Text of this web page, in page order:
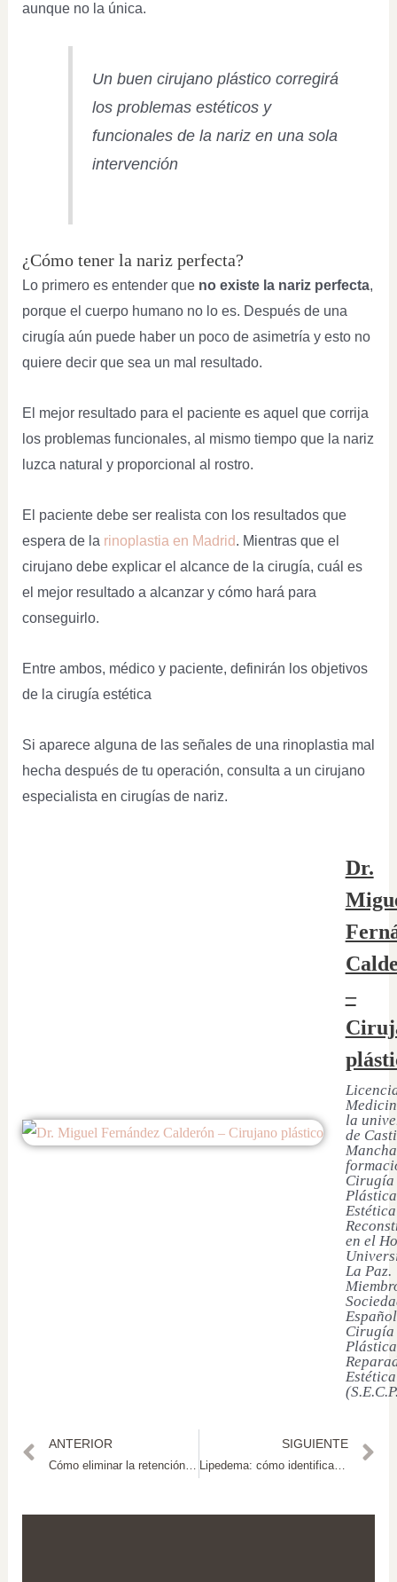
aunque no la única.
Un buen cirujano plástico corregirá
los problemas estéticos y
funcionales de la nariz en una sola
intervención
¿Cómo tener la nariz perfecta?
Lo primero es entender que no existe la nariz perfecta,
porque el cuerpo humano no lo es. Después de una
cirugía aún puede haber un poco de asimetría y esto no
quiere decir que sea un mal resultado.
El mejor resultado para el paciente es aquel que corrija
los problemas funcionales, al mismo tiempo que la nariz
luzca natural y proporcional al rostro.
El paciente debe ser realista con los resultados que
espera de la rinoplastia en Madrid. Mientras que el
cirujano debe explicar el alcance de la cirugía, cuál es
el mejor resultado a alcanzar y cómo hará para
conseguirlo.
Entre ambos, médico y paciente, definirán los objetivos
de la cirugía estética
Si aparece alguna de las señales de una rinoplastia mal
hecha después de tu operación, consulta a un cirujano
especialista en cirugías de nariz.
Dr.
–
la
de
Cirugía
en el
La Paz.
Cirugía
Estética
ANTERIOR
Cómo eliminar la retención de líquidos rápidamente
SIGUIENTE
Lipedema: cómo identificarlo y diferenciarlo de otros trastornos